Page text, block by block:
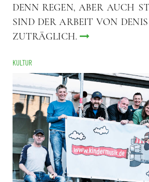
DENN REGEN, ABER AUCH
SIND DER ARBEIT VON
ZUTRÄGLICH.
KULTUR